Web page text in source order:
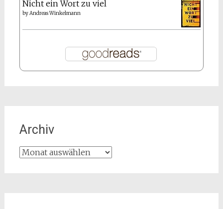
Nicht ein Wort zu viel
byAndreas Winkelmann
Archiv
Archiv